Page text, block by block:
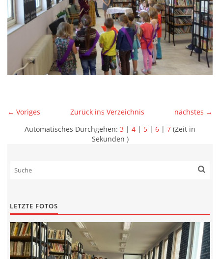
← Voriges nächstes →
Zurück ins Verzeichnis
Automatisches Durchgehen: 3 | 4 | 5 | 6 | 7 (Zeit in
Sekunden )
LETZTE FOTOS